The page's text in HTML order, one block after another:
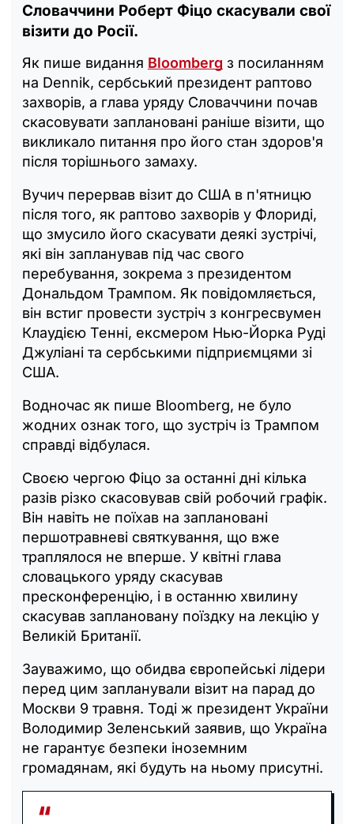
Словаччини Роберт Фіцо скасували свої
візити до Росії.
Як пише видання Bloomberg з посиланням
на Dennik, сербський президент раптово
захворів, а глава уряду Словаччини почав
скасовувати заплановані раніше візити, що
викликало питання про його стан здоров'я
після торішнього замаху.
Вучич перервав візит до США в п'ятницю
після того, як раптово захворів у Флориді,
що змусило його скасувати деякі зустрічі,
які він запланував під час свого
перебування, зокрема з президентом
Дональдом Трампом. Як повідомляється,
він встиг провести зустріч з конгресвумен
Клаудією Тенні, ексмером Нью-Йорка Руді
Джуліані та сербськими підприємцями зі
США.
Водночас як пише Bloomberg, не було
жодних ознак того, що зустріч із Трампом
справді відбулася.
Своєю чергою Фіцо за останні дні кілька
разів різко скасовував свій робочий графік.
Він навіть не поїхав на заплановані
першотравневі святкування, що вже
траплялося не вперше. У квітні глава
словацького уряду скасував
пресконференцію, і в останню хвилину
скасував заплановану поїздку на лекцію у
Великій Британії.
Зауважимо, що обидва європейські лідери
перед цим запланували візит на парад до
Москви 9 травня. Тоді ж президент України
Володимир Зеленський заявив, що Україна
не гарантує безпеки іноземним
громадянам, які будуть на ньому присутні.